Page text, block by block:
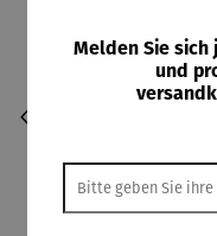
Melden Sie
und